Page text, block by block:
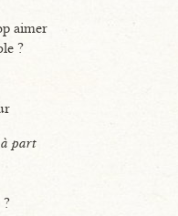
aimer
?
à part